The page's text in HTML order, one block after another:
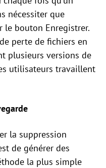
nécessiter que
bouton Enregistrer.
perte de fichiers en
plusieurs versions de
utilisateurs travaillent
la suppression
de générer des
la plus simple